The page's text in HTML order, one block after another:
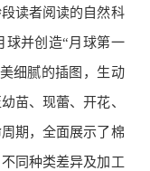
读者阅读的自然科
球并创造“月球第一
细腻的插图，生动
苗、现蕾、开花、
期，全面展示了棉
同种类差异及加工